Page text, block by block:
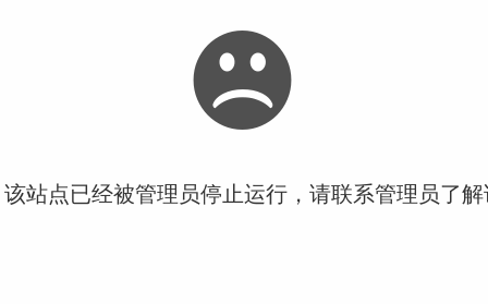
站点已经被管理员停止运行，请联系管理员了